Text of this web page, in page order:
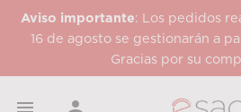
Aviso importante: Los pedidos
16 de agosto se gestionarán a
Gracias por su
 